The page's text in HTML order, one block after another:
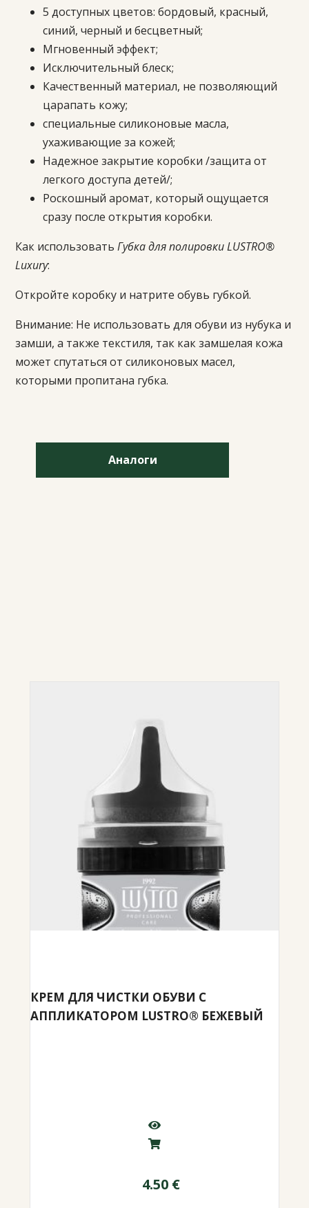
5 доступных цветов: бордовый, красный,
синий, черный и бесцветный;
Мгновенный эффект;
Исключительный блеск;
Качественный материал, не позволяющий
царапать кожу;
специальные силиконовые масла,
ухаживающие за кожей;
Надежное закрытие коробки /защита от
легкого доступа детей/;
Роскошный аромат, который ощущается
сразу после открытия коробки.
Как использоватьГубка для полировки LUSTRO®
Luxury:
Откройте коробку и натрите обувь губкой.
Внимание: Не использовать для обуви из нубука и
замши, а также текстиля, так как замшелая кожа
может спутаться от силиконовых масел,
которыми пропитана губка.
Аналоги
КРЕМ ДЛЯ ЧИСТКИ ОБУВИ С
АППЛИКАТОРОМ LUSTRO® БЕЖЕВЫЙ
4.50 €